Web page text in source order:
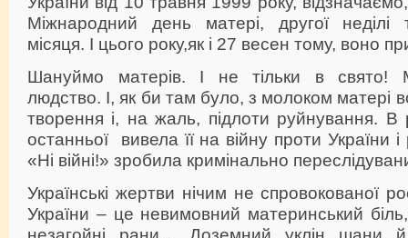
Міжнародний день матері, другої неділі
місяця. І цього року,як і 27 весен тому, воно
Шануймо матерів. І не тільки в свято!
людство. І, як би там було, з молоком матері
творення і, на жаль, підлоти руйнування. В
останньої вивела її на війну проти України
«Ні війні!» зробила кримінально
Українські жертви нічим не спровокованої
України – це невимовний материнський